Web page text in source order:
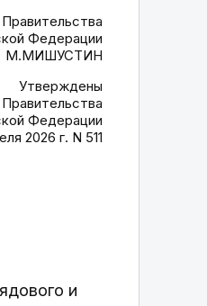
Федерации
М.МИШУСТИН
Утверждены
Федерации
2026 г. N 511
и